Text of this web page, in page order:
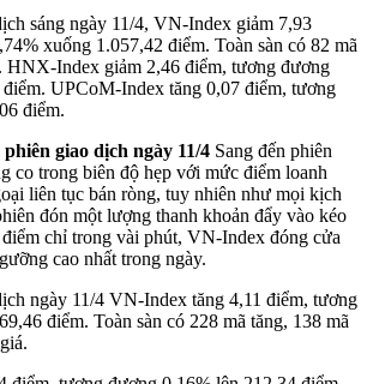
sáng ngày 11/4, VN-Index giảm 7,93
xuống 1.057,42 điểm. Toàn sàn có 82 mã
HNX-Index giảm 2,46 điểm, tương đương
UPCoM-Index tăng 0,07 điểm, tương
điểm.
giao dịch ngày 11/4 Sang đến phiên
co trong biên độ hẹp với mức điểm loanh
liên tục bán ròng, tuy nhiên như mọi kịch
đón một lượng thanh khoản đẩy vào kéo
chỉ trong vài phút, VN-Index đóng cửa
cao nhất trong ngày.
ngày 11/4 VN-Index tăng 4,11 điểm, tương
điểm. Toàn sàn có 228 mã tăng, 138 mã